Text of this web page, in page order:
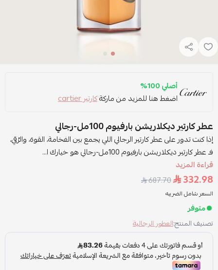
أصلي 100%
اضغط هنا للمزيد من ماركةكارتير cartier
عطر كارتير ديكلاريشن بارفيوم 100مل-رجالي
إذا كنت تدور على عطر كارتير الرجالي اللي يجمع بين الفخامة، القوة، والرُقي،
فـ عطر كارتير ديكلاريشن بارفيوم 100مل-رجالي هو خيارك ا...
قراءة المزيد
332.98
687.70
السعر شامل الضريبه
متوفر
تصنيف المنتج:العطور الرجالية